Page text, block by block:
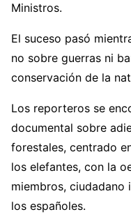
Ministros.
El suceso pasó
no sobre guerras ni
conservación de la
Los reporteros se
documental sobre
forestales, centrado
los elefantes, con la
miembros, ciudadano
los españoles.